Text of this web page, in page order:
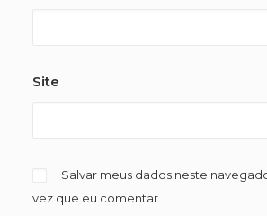
Site
Salvar meus dados neste
vez que eu comentar.